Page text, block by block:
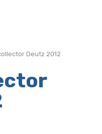
Deutz 2012